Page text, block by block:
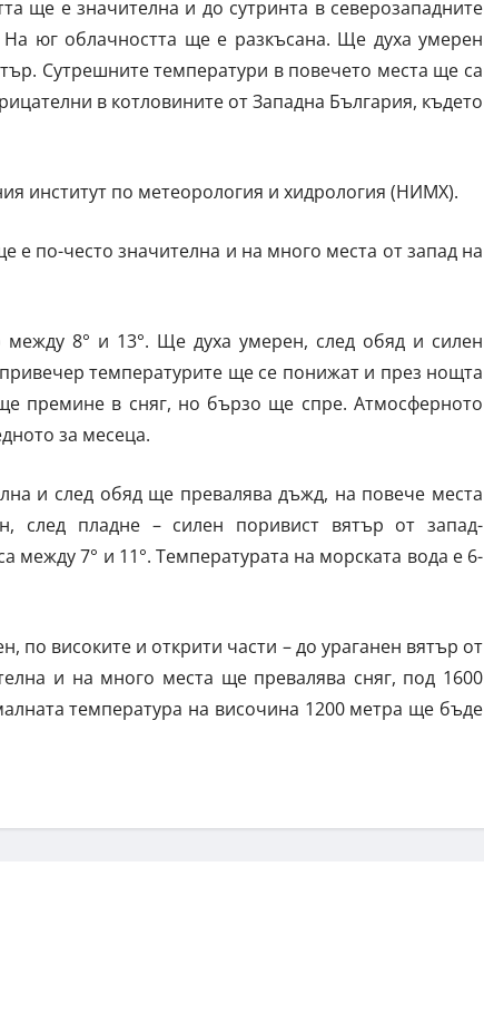
ще е значителна и до сутринта в северозападните
юг облачността ще е разкъсана. Ще духа умерен
Сутрешните температури в повечето места ще са
в котловините от Западна България, където
институт по метеорология и хидрология (НИМХ).
е по-често значителна и на много места от запад на
8° и 13°. Ще духа умерен, след обяд и силен
температурите ще се понижат и през нощта
премине в сняг, но бързо ще спре. Атмосферното
за месеца.
и след обяд ще превалява дъжд, на повече места
след пладне – силен поривист вятър от запад-
между 7° и 11°. Температурата на морската вода е 6-
по високите и открити части – до ураганен вятър от
и на много места ще превалява сняг, под 1600
температура на височина 1200 метра ще бъде